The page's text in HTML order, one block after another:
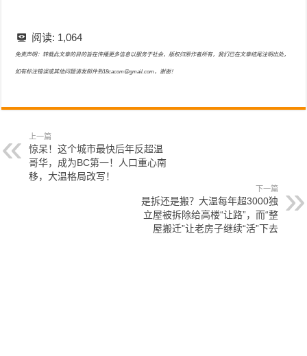
阅读: 1,064
免责声明：转载此文章的目的旨在传播更多信息以服务于社会，版权归原作者所有，我们已在文章结尾注明出处，
如有标注错误或其他问题请发邮件到18cacom@gmail.com，谢谢！
上一篇
惊呆！这个城市最快后年反超温
哥华，成为BC第一！人口重心南
移，大温格局改写！
下一篇
是拆还是搬？大温每年超3000独
立屋被拆除给高楼“让路”，而“整
屋搬迁”让老房子继续“活”下去